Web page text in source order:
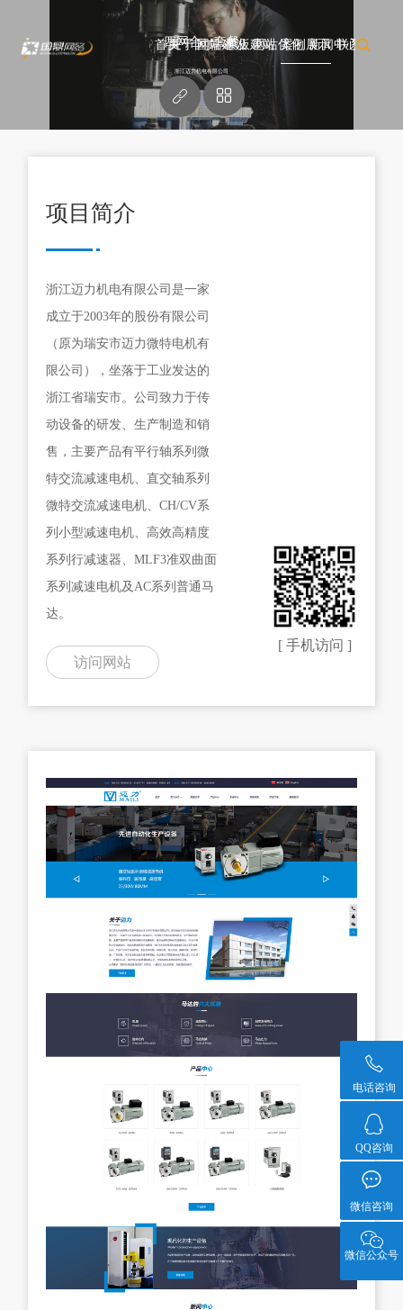
首页关于国鼎网站建设模板建站网站优化案例展示新闻中心联系我们
四网合一套餐
浙江迈力机电有限公司
 
项目简介
浙江迈力机电有限公司是一家
成立于2003年的股份有限公司
（原为瑞安市迈力微特电机有
限公司），坐落于工业发达的
浙江省瑞安市。公司致力于传
动设备的研发、生产制造和销
售，主要产品有平行轴系列微
特交流减速电机、直交轴系列
微特交流减速电机、CH/CV系
列小型减速电机、高效高精度
系列行减速器、MLF3准双曲面
系列减速电机及AC系列普通马
达。
访问网站
[ 手机访问 ]

电话咨询

QQ咨询

微信咨询

微信公众号